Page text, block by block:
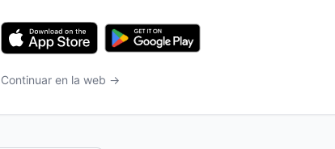
Continuar en la web →